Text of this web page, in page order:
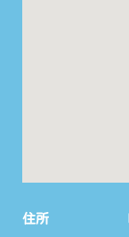
住所